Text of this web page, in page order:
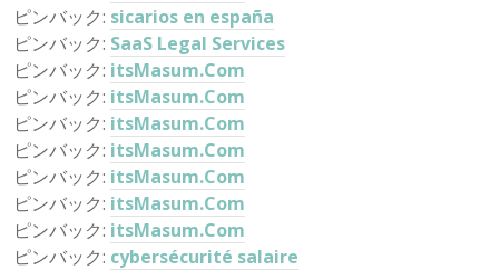
ピンバック: sicarios en españa
ピンバック: SaaS Legal Services
ピンバック: itsMasum.Com
ピンバック: itsMasum.Com
ピンバック: itsMasum.Com
ピンバック: itsMasum.Com
ピンバック: itsMasum.Com
ピンバック: itsMasum.Com
ピンバック: itsMasum.Com
ピンバック: cybersécurité salaire